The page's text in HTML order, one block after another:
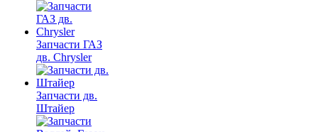
Запчасти ГАЗ
дв. Chrysler
Запчасти дв.
Штайер